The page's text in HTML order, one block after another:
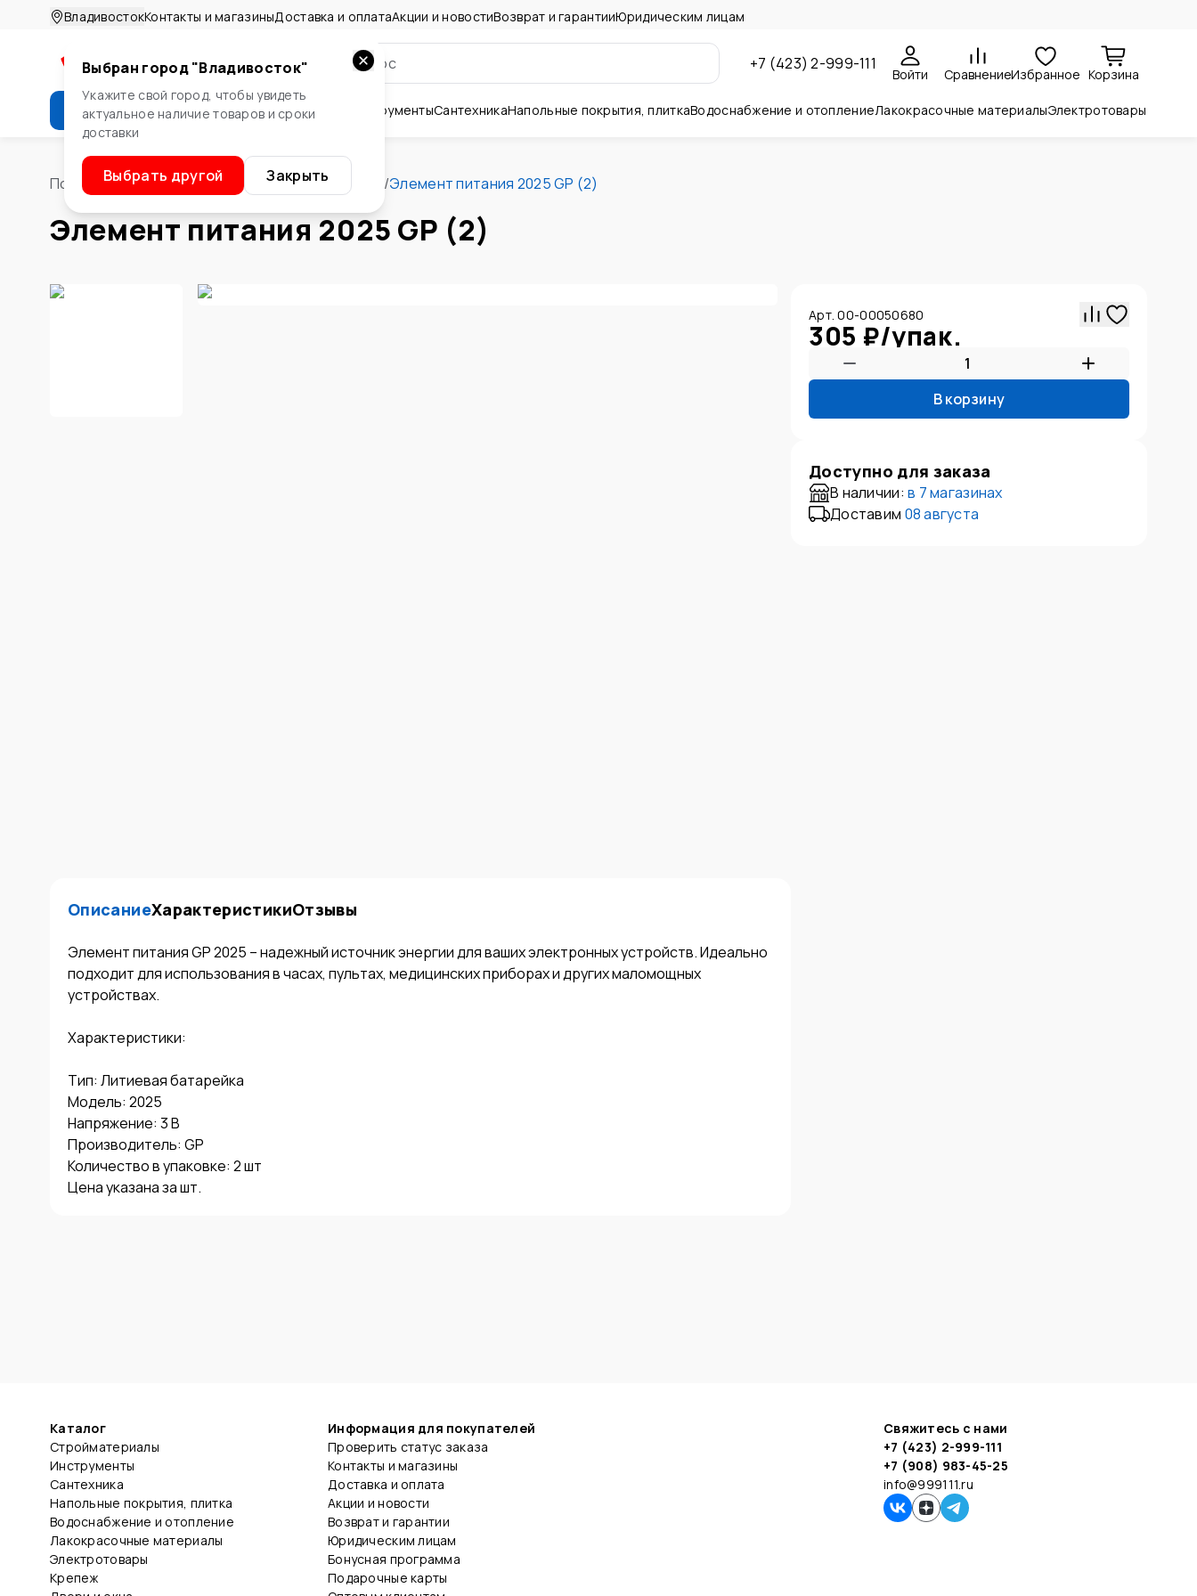
ВладивостокКонтакты и магазиныДоставка и оплатаАкции и новостиВозврат и гарантииЮридическим лицам
+7 (423) 2-999-111
Войти СравнениеИзбранное Корзина
Каталог Стройматериалы ИнструментыСантехникаНапольные покрытия, плиткаВодоснабжение и отоплениеЛакокрасочные материалыЭлектротовары
Выбран город "Владивосток"
Укажите свой город, чтобы увидеть
актуальное наличие товаров и сроки
доставки
Выбрать другой Закрыть
Помощник/Электротовары Элементы питания /Элемент питания 2025 GP (2)
Элемент питания 2025 GP (2)
ОписаниеХарактеристикиОтзывы
Элемент питания GP 2025 – надежный источник энергии для ваших электронных устройств. Идеально
подходит для использования в часах, пультах, медицинских приборах и других маломощных
устройствах.
Характеристики:
Тип: Литиевая батарейка
Модель: 2025
Напряжение: 3 В
Производитель: GP
Количество в упаковке: 2 шт
Цена указана за шт.
Арт. 00-00050680
305 ₽/упак.
В корзину
Доступно для заказа
В наличии: в 7 магазинах
Доставим 08 августа
Каталог
Стройматериалы
Инструменты
Сантехника
Напольные покрытия, плитка
Водоснабжение и отопление
Лакокрасочные материалы
Электротовары
Крепеж
Информация для покупателей
Проверить статус заказа
Контакты и магазины
Доставка и оплата
Акции и новости
Возврат и гарантии
Юридическим лицам
Бонусная программа
Подарочные карты
Свяжитесь с нами
+7 (423) 2-999-111
+7 (908) 983-45-25
info@999111.ru